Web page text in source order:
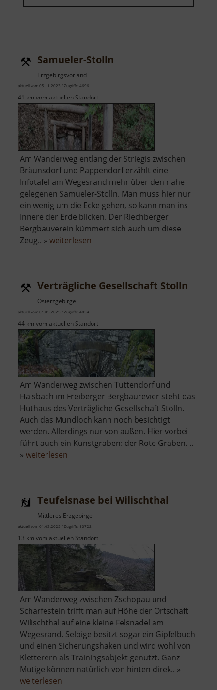
Samueler-Stolln
Erzgebirgsvorland
aktuell vom 05.11.2023 / Zugriffe: 4696
41 km vom aktuellen Standort
Am Wanderweg entlang der Striegis zwischen
Bräunsdorf und Pappendorf erzählt eine
Infotafel am Wegesrand mehr über den nahe
gelegenen Samueler-Stolln. Man muss hier nur
ein wenig um die Ecke gehen, so kann man ins
Innere der Erde blicken. Der Riechberger
Bergbauverein kümmert sich auch um diese
Zeug.. » weiterlesen
Verträgliche Gesellschaft Stolln
Osterzgebirge
aktuell vom 01.05.2025 / Zugriffe: 4034
44 km vom aktuellen Standort
Am Wanderweg zwischen Tuttendorf und
Halsbach im Freiberger Bergbaurevier steht das
Huthaus des Verträgliche Gesellschaft Stolln.
Auch das Mundloch kann noch besichtigt
werden. Allerdings nur von außen. Hier vorbei
führt auch ein Kunstgraben: der Rote Graben. ..
» weiterlesen
Teufelsnase bei Wilischthal
Mittleres Erzgebirge
aktuell vom 01.03.2025 / Zugriffe: 10722
13 km vom aktuellen Standort
Am Wanderweg zwischen Zschopau und
Scharfestein trifft man auf Höhe der Ortschaft
Wilischthal auf eine kleine Felsnadel am
Wegesrand. Selbige besitzt sogar ein Gipfelbuch
und einen Sicherungshaken und wird wohl von
Kletterern als Trainingsobjekt genutzt. Ganz
Mutige können natürlich von hinten direk.. »
weiterlesen